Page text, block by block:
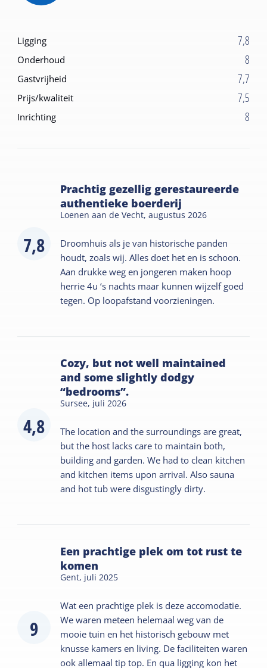
Ligging 7,8
Onderhoud 8
Gastvrijheid 7,7
Prijs/kwaliteit 7,5
Inrichting 8
7,8
Prachtig gezellig gerestaureerde
authentieke boerderij
Loenen aan de Vecht,augustus 2026
Droomhuis als je van historische panden
houdt, zoals wij. Alles doet het en is schoon.
Aan drukke weg en jongeren maken hoop
herrie 4u ‘s nachts maar kunnen wijzelf goed
tegen. Op loopafstand voorzieningen.
4,8
Cozy, but not well maintained
and some slightly dodgy
“bedrooms”.
Sursee, juli 2026
The location and the surroundings are great,
but the host lacks care to maintain both,
building and garden. We had to clean kitchen
and kitchen items upon arrival. Also sauna
and hot tub were disgustingly dirty.
9
Een prachtige plek om tot rust te
komen
Gent, juli 2025
Wat een prachtige plek is deze accomodatie.
We waren meteen helemaal weg van de
mooie tuin en het historisch gebouw met
knusse kamers en living. De faciliteiten waren
ook allemaal tip top. En qua ligging kon het